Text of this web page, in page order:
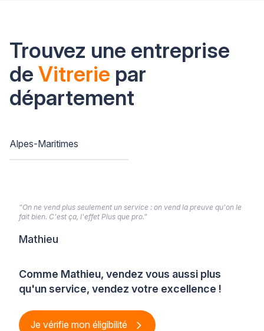
Trouvez une entreprise
de Vitrerie par
département
Alpes-Maritimes
Comme Mathieu, vendez vous aussi plus
qu'un service, vendez votre excellence !
Je vérifie mon éligibilité
“On ne vend plus seulement un service : on vend la preuve qu'on le
fait bien. C'est ça, l'effet Plus que pro.”
Mathieu